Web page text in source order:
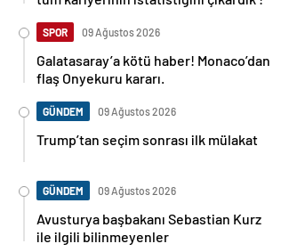
SPOR 09 Ağustos 2026
Galatasaray’a kötü haber! Monaco’dan
flaş Onyekuru kararı.
GÜNDEM 09 Ağustos 2026
Trump’tan seçim sonrası ilk mülakat
GÜNDEM 09 Ağustos 2026
Avusturya başbakanı Sebastian Kurz
ile ilgili bilinmeyenler